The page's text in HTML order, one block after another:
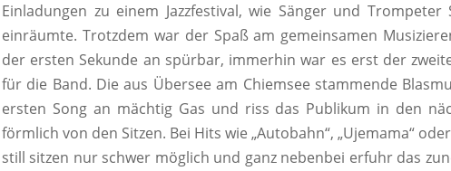
Einladungen zu einem Jazzfestival, wie Sänger und
einräumte. Trotzdem war der Spaß am gemeinsamen
der ersten Sekunde an spürbar, immerhin war es erst der
für die Band. Die aus Übersee am Chiemsee stammende
ersten Song an mächtig Gas und riss das Publikum in den
förmlich von den Sitzen. Bei Hits wie „Autobahn“, „Ujemama“
still sitzen nur schwer möglich und ganz nebenbei erfuhr das